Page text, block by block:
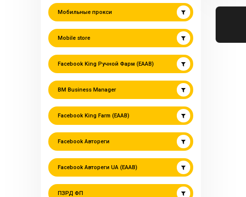
Мобильные прокси
Mobile store
Facebook King Ручной Фарм (EAAB)
BM Business Manager
Facebook King Farm (EAAB)
Facebook Автореги
Facebook Автореги UA (EAAB)
ПЗРД ФП